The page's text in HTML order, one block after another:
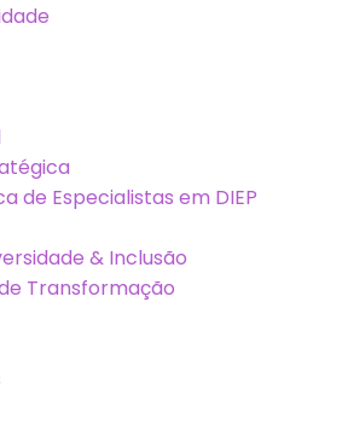
de Especialistas em DIEP
& Inclusão
Transformação